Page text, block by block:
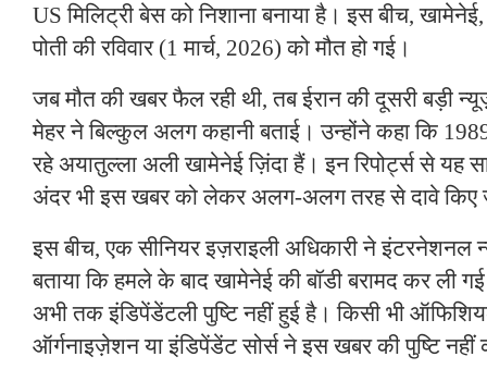
US मिलिट्री बेस को निशाना बनाया है। इस बीच,
पोती की रविवार (1 मार्च, 2026) को मौत हो गई।
जब मौत की खबर फैल रही थी, तब ईरान की दूसरी बड़ी
मेहर ने बिल्कुल अलग कहानी बताई। उन्होंने कहा कि
रहे अयातुल्ला अली खामेनेई ज़िंदा हैं। इन रिपोर्ट्स से यह
अंदर भी इस खबर को लेकर अलग-अलग तरह से दावे किए
इस बीच, एक सीनियर इज़राइली अधिकारी ने इंटरनेशनल
बताया कि हमले के बाद खामेनेई की बॉडी बरामद कर ली
अभी तक इंडिपेंडेंटली पुष्टि नहीं हुई है। किसी भी
ऑर्गनाइज़ेशन या इंडिपेंडेंट सोर्स ने इस खबर की पुष्टि नहीं